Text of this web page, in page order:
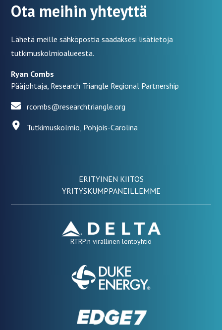
Ota meihin yhteyttä
Lähetä meille sähköpostia saadaksesi lisätietoja
tutkimuskolmioalueesta.
Ryan Combs
Pääjohtaja, Research Triangle Regional Partnership
rcombs@researchtriangle.org
Tutkimuskolmio, Pohjois-Carolina
ERITYINEN KIITOS
YRITYSKUMPPANEILLEMME
RTRP:n virallinen lentoyhtiö